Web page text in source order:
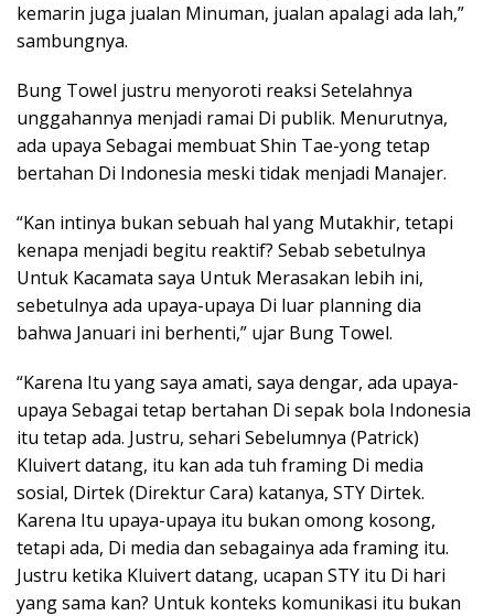
kemarin juga jualan Minuman, jualan apalagi ada lah,”
sambungnya.
Bung Towel justru menyoroti reaksi Setelahnya
unggahannya menjadi ramai Di publik. Menurutnya,
ada upaya Sebagai membuat Shin Tae-yong tetap
bertahan Di Indonesia meski tidak menjadi Manajer.
“Kan intinya bukan sebuah hal yang Mutakhir, tetapi
kenapa menjadi begitu reaktif? Sebab sebetulnya
Untuk Kacamata saya Untuk Merasakan lebih ini,
sebetulnya ada upaya-upaya Di luar planning dia
bahwa Januari ini berhenti,” ujar Bung Towel.
“Karena Itu yang saya amati, saya dengar, ada upaya-
upaya Sebagai tetap bertahan Di sepak bola Indonesia
itu tetap ada. Justru, sehari Sebelumnya (Patrick)
Kluivert datang, itu kan ada tuh framing Di media
sosial, Dirtek (Direktur Cara) katanya, STY Dirtek.
Karena Itu upaya-upaya itu bukan omong kosong,
tetapi ada, Di media dan sebagainya ada framing itu.
Justru ketika Kluivert datang, ucapan STY itu Di hari
yang sama kan? Untuk konteks komunikasi itu bukan